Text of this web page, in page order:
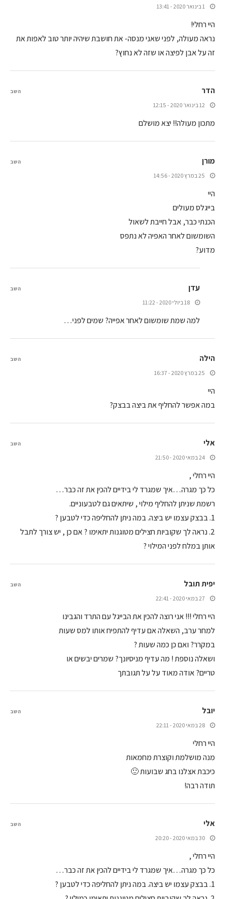
1 בינואר 2020 - 13:41
היי רחלי!
נראה מעולה, לפני שאני מנסה- את חושבת שיהיה יותר טוב לאפות את
זה על אבן לפיצה או שזה לא נחוץ?
הדר
12 בינואר 2020 - 12:15
מתכון מעולה!! יצא מושלם
השב
מורן
25 במרץ 2020 - 14:56
היי
בייגלס מעולים
הכנתי כבר, אבל חייבת לשאול
השומשום לאחר האפיה לא נתפס
מדוע?
השב
עדן
18 ביולי 2020 - 11:22
למה שמת שומשום לאחר אפייה? שמים לפני…
השב
הילה
25 במרץ 2020 - 16:37
היי
במה אפשר להחליף את ביצה בבצק?
השב
אלי
24 במאי 2020 - 21:50
היי רחלי ,
כל כך מגרה…איך שמגרד לי בידיים להכין את זה כבר…
רשמת שניתן להחליף מילוי , שיתאים גם לטבעוניים.
1. בבצק עצמו יש ביצה. במה ניתן להחליפה כדי לטבען ?
2. נראה לך שקוביות חצילים מטוגנות יתאימו ? אם כן , יש צורך לתבל
אותן במלח לפני המילוי ?
השב
יפית תובל
27 במאי 2020 - 22:41
היי רחלי !!! אני רוצה להכין את הבייגל עם התרד והגבינו
למחר ערב, השאלה אם עדיף להתפיח אותו למס שעות
במקרר? ואם כן כמה שעות ?
ושאלה נוספת ! מה עדיף מניסיונך? שמרים יבשים או
טריים? אודה מאוד על על תגובתך
השב
יובל
28 במאי 2020 - 22:11
היי רחלי
מנה מושלמת וקוצרת מחמאות
כיכבת אצלנו בחג שבועות 🙂
תודה רבה!
השב
אלי
30 במאי 2020 - 20:20
היי רחלי ,
כל כך מגרה…איך שמגרד לי בידיים להכין את זה כבר…
1. בבצק עצמו יש ביצה. במה ניתן להחליפה כדי לטבען ?
השב